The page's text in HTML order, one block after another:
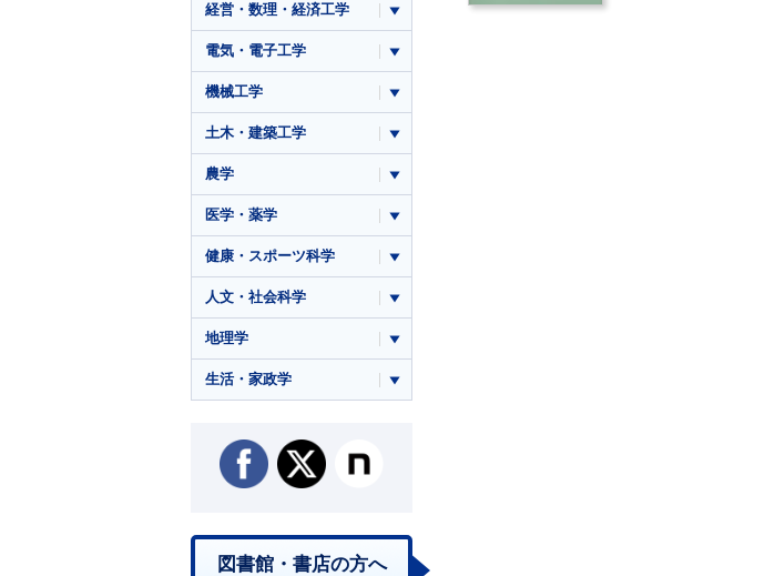
経営・数理・経済工学
電気・電子工学
機械工学
土木・建築工学
農学
医学・薬学
健康・スポーツ科学
人文・社会科学
地理学
生活・家政学
図書館・書店の方へ